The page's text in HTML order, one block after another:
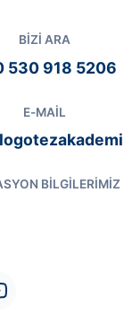
BIZI ARA
530 918 5206
E-MAIL
BILGILERIMIZ